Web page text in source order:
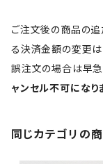
ご注文後の商品の追
る決済金額の変更は
誤注文の場合は早
ャンセル不可になり
同じカテゴリの